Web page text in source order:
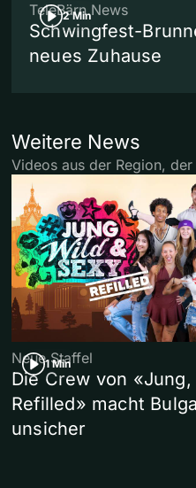
2 Min
TeleBärn News
Schwingfest-
neues Zuhause
Weitere News
Videos aus der Region,
1 Min
Neue Staffel
Die Crew von
Refilled» macht
unsicher